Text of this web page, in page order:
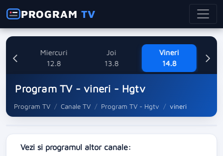
PROGRAMTV
Miercuri
12.8
Joi
13.8
Vineri
14.8
Program TV - vineri - Hgtv
Program TV Canale TV Program TV - Hgtv vineri
Vezi si programul altor canale: